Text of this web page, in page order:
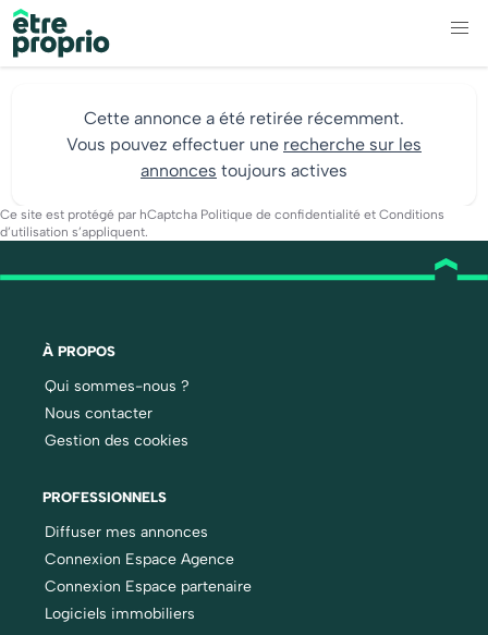
Cette annonce a été retirée récemment.
Vous pouvez effectuer une recherche sur les
annonces toujours actives
Ce site est protégé par hCaptcha Politique de confidentialité et Conditions
d’utilisation s’appliquent.
À PROPOS
Qui sommes-nous ?
Nous contacter
Gestion des cookies
PROFESSIONNELS
Diffuser mes annonces
Connexion Espace Agence
Connexion Espace partenaire
Logiciels immobiliers